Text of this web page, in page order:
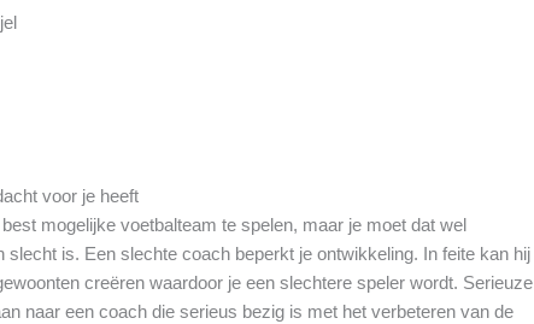
voor je heeft
mogelijke voetbalteam te spelen, maar je moet dat wel
slecht is. Een slechte coach beperkt je ontwikkeling. In feite kan hij
creëren waardoor je een slechtere speler wordt. Serieuze
naar een coach die serieus bezig is met het verbeteren van de